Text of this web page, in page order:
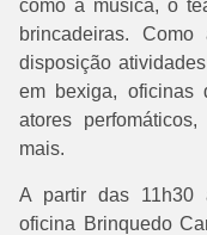
como a música, o
brincadeiras.
disposição
em bexiga, oficinas
atores
mais.
A partir das 11h30
oficina Brinquedo